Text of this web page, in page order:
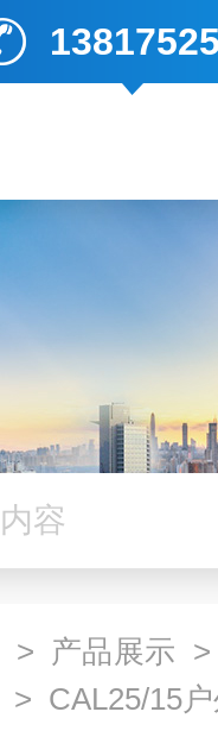
> 产品展示
> CAL25/15